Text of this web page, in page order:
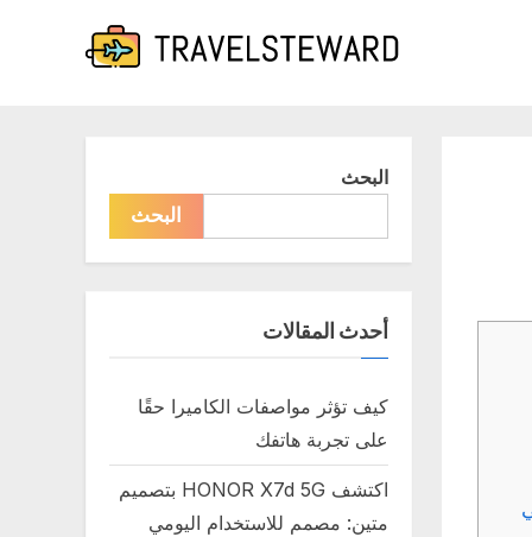
البحث
البحث
أحدث المقالات
كيف تؤثر مواصفات الكاميرا حقًا
على تجربة هاتفك
اكتشف HONOR X7d 5G بتصميم
متين: مصمم للاستخدام اليومي